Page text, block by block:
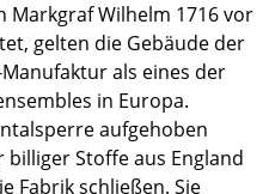
Markgraf Wilhelm 1716 vor
gelten die Gebäude der
als eines der
in Europa.
aufge­ho­ben
Stoffe aus England
Fabrik schlie­ßen. Sie